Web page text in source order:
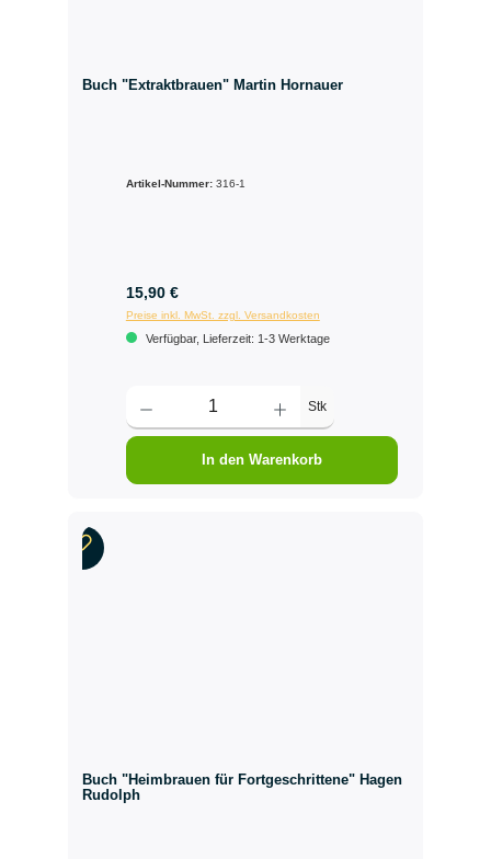
Buch "Extraktbrauen" Martin Hornauer
Artikel-Nummer: 316-1
15,90 €
Preise inkl. MwSt. zzgl. Versandkosten
Verfügbar, Lieferzeit: 1-3 Werktage
Stk
In den Warenkorb
Buch "Heimbrauen für Fortgeschrittene" Hagen
Rudolph